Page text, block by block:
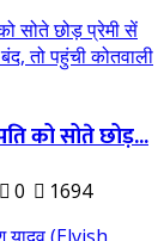
को सोते छोड़...
0 1694